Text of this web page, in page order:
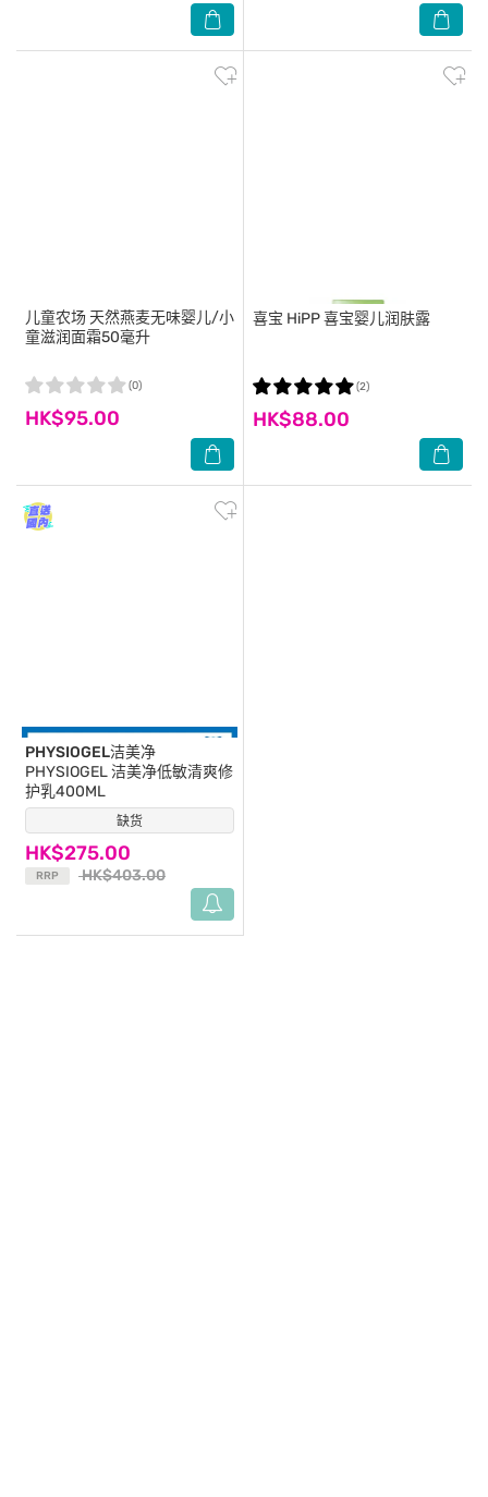
儿童农场 天然燕麦无味婴儿/小
童滋润面霜50毫升
HK$95.00
(0)
喜宝 HiPP 喜宝婴儿润肤露
HK$88.00
(2)
缺货
PHYSIOGEL洁美净
PHYSIOGEL 洁美净低敏清爽修
护乳400ML
HK$275.00
RRP HK$403.00
(7)